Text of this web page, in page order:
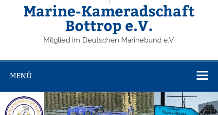
Marine-Kameradschaft
Bottrop e.V.
Mitglied im Deutschen Marinebund e.V.
MENÜ